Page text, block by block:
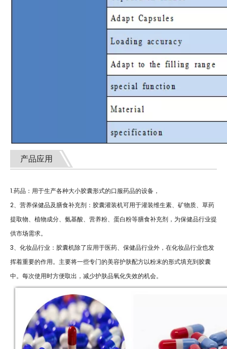
产品应用
1.药品：用于生产各种大小胶囊形式的口服药品的设备，
2、营养保健品及膳食补充剂：胶囊灌装机可用于灌装维生素、矿物质、草药
提取物、植物成分、氨基酸、营养粉、蛋白粉等膳食补充剂，为保健品行业提
供市场需求。
3、化妆品行业：胶囊机除了应用于医药、保健品行业外，在化妆品行业也发
挥着重要的作用。主要将一些专门的美容护肤配方以粉末的形式填充到胶囊
中。每次使用时方便取出，减少护肤品氧化失效的机会。